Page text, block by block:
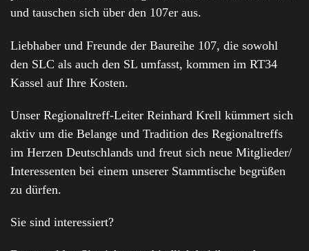
und tauschen sich über den 107er aus.
Liebhaber und Freunde der Baureihe 107, die sowohl
den SLC als auch den SL umfasst, kommen im RT34
Kassel auf Ihre Kosten.
Unser Regionaltreff-Leiter Reinhard Krell kümmert sich
aktiv um die Belange und Tradition des Regionaltreffs
im Herzen Deutschlands und freut sich neue Mitglieder/
Interessenten bei einem unserer Stammtische begrüßen
zu dürfen.
Sie sind interessiert?